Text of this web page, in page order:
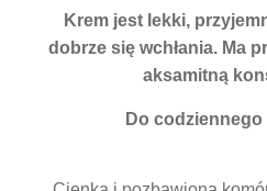
Krem jest lekki,
dobrze się wchłania. Ma
aksamitną
Do